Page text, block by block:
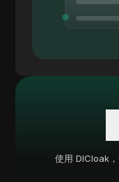
使用 DICloak